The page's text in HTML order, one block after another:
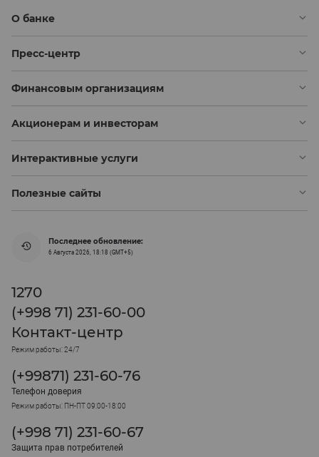
О банке
Пресс-центр
Финансовым организациям
Акционерам и инвесторам
Интерактивные услуги
Полезные сайты
Последнее обновление:
6 Августа 2026, 18:18 (GMT+5)
1270
(+998 71) 231-60-00
Контакт-центр
Режим работы: 24/7
(+99871) 231-60-76
Телефон доверия
Режим работы: ПН-ПТ 09:00-18:00
(+998 71) 231-60-67
Защита прав потребителей